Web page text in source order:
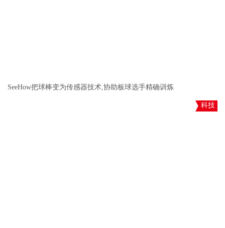
SeeHow把球棒变为传感器技术,协助板球选手精确训炼
科技